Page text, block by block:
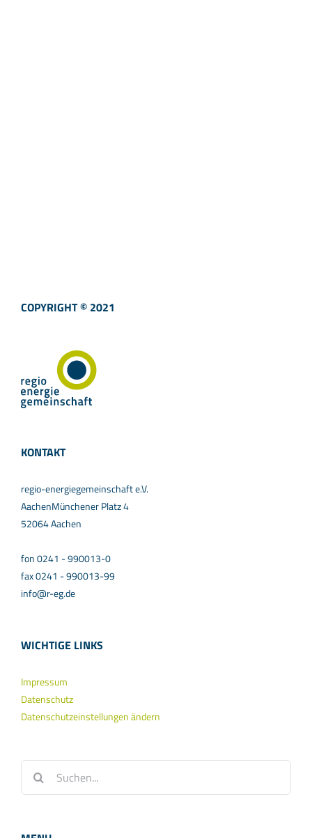
COPYRIGHT © 2021
KONTAKT
regio-energiegemeinschaft e.V.
AachenMünchener Platz 4
52064 Aachen
fon 0241 - 990013-0
fax 0241 - 990013-99
info@r-eg.de
WICHTIGE LINKS
Impressum
Datenschutz
Datenschutzeinstellungen ändern
nach: